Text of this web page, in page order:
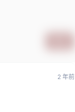
2 年前